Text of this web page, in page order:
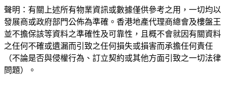
聲明：有關上述所有物業資訊或數據僅供參考之用，一切均以
發展商或政府部門公佈為準確。香港地產代理商總會及樓盤王
並不擔保該等資料之準確性及可靠性，且概不會就因有關資料
之任何不確或遺漏而引致之任何損失或損害而承擔任何責任
（不論是否與侵權行為、訂立契約或其他方面引致之一切法律
問題）。